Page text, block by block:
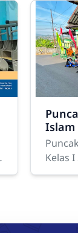
Islam
Amal
Kelas I